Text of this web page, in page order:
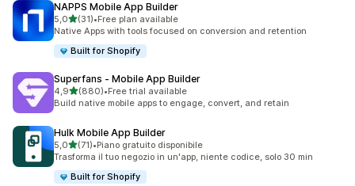
NAPPS Mobile App Builder
5,0stelle su 5
(31)
31 recensioni totali
•Free plan available
Native Apps with tools focused on conversion and retention
Built for Shopify
Superfans ‑ Mobile App Builder
4,9stelle su 5
(880)
880 recensioni totali
•Free trial available
Build native mobile apps to engage, convert, and retain
Hulk Mobile App Builder
5,0stelle su 5
(71)
71 recensioni totali
•Piano gratuito disponibile
Trasforma il tuo negozio in un'app, niente codice, solo 30 min
Built for Shopify